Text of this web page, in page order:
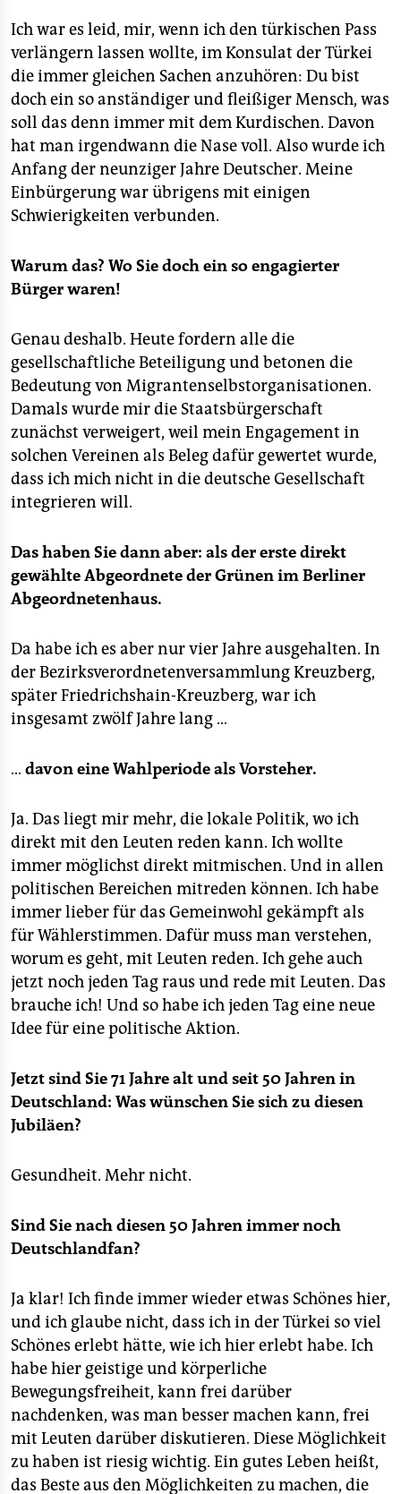
Ich war es leid, mir, wenn ich den türkischen Pass
verlängern lassen wollte, im Konsulat der Türkei
die immer gleichen Sachen anzuhören: Du bist
doch ein so anständiger und fleißiger Mensch, was
soll das denn immer mit dem Kurdischen. Davon
hat man irgendwann die Nase voll. Also wurde ich
Anfang der neunziger Jahre Deutscher. Meine
Einbürgerung war übrigens mit einigen
Schwierigkeiten verbunden.
Warum das? Wo Sie doch ein so engagierter
Bürger waren!
Genau deshalb. Heute fordern alle die
gesellschaftliche Beteiligung und betonen die
Bedeutung von Migrantenselbstorganisationen.
Damals wurde mir die Staatsbürgerschaft
zunächst verweigert, weil mein Engagement in
solchen Vereinen als Beleg dafür gewertet wurde,
dass ich mich nicht in die deutsche Gesellschaft
integrieren will.
Das haben Sie dann aber: als der erste direkt
gewählte Abgeordnete der Grünen im Berliner
Abgeordnetenhaus.
Da habe ich es aber nur vier Jahre ausgehalten. In
der Bezirksverordnetenversammlung Kreuzberg,
später Friedrichshain-Kreuzberg, war ich
insgesamt zwölf Jahre lang …
… davon eine Wahlperiode als Vorsteher.
Ja. Das liegt mir mehr, die lokale Politik, wo ich
direkt mit den Leuten reden kann. Ich wollte
immer möglichst direkt mitmischen. Und in allen
politischen Bereichen mitreden können. Ich habe
immer lieber für das Gemeinwohl gekämpft als
für Wählerstimmen. Dafür muss man verstehen,
worum es geht, mit Leuten reden. Ich gehe auch
jetzt noch jeden Tag raus und rede mit Leuten. Das
brauche ich! Und so habe ich jeden Tag eine neue
Idee für eine politische Aktion.
Jetzt sind Sie 71 Jahre alt und seit 50 Jahren in
Deutschland: Was wünschen Sie sich zu diesen
Jubiläen?
Gesundheit. Mehr nicht.
Sind Sie nach diesen 50 Jahren immer noch
Deutschlandfan?
Ja klar! Ich finde immer wieder etwas Schönes hier,
und ich glaube nicht, dass ich in der Türkei so viel
Schönes erlebt hätte, wie ich hier erlebt habe. Ich
habe hier geistige und körperliche
Bewegungsfreiheit, kann frei darüber
nachdenken, was man besser machen kann, frei
mit Leuten darüber diskutieren. Diese Möglichkeit
zu haben ist riesig wichtig. Ein gutes Leben heißt,
das Beste aus den Möglichkeiten zu machen, die